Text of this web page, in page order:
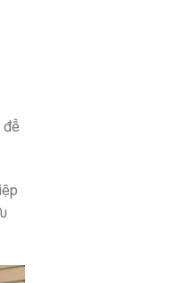
đề